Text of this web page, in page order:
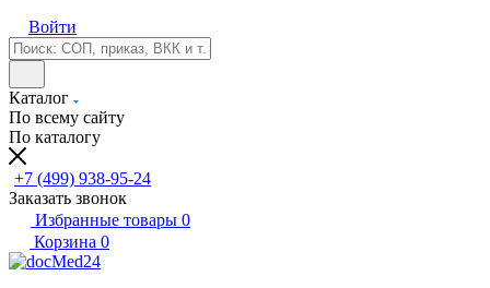
Войти
Каталог
По всему сайту
По каталогу
+7 (499) 938-95-24
Заказать звонок
Избранные товары 0
Корзина 0